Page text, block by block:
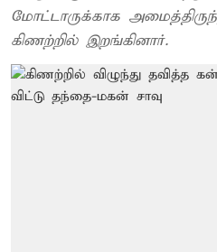
மோட்டாருக்காக
கிணற்றில் இறங்கினார்.